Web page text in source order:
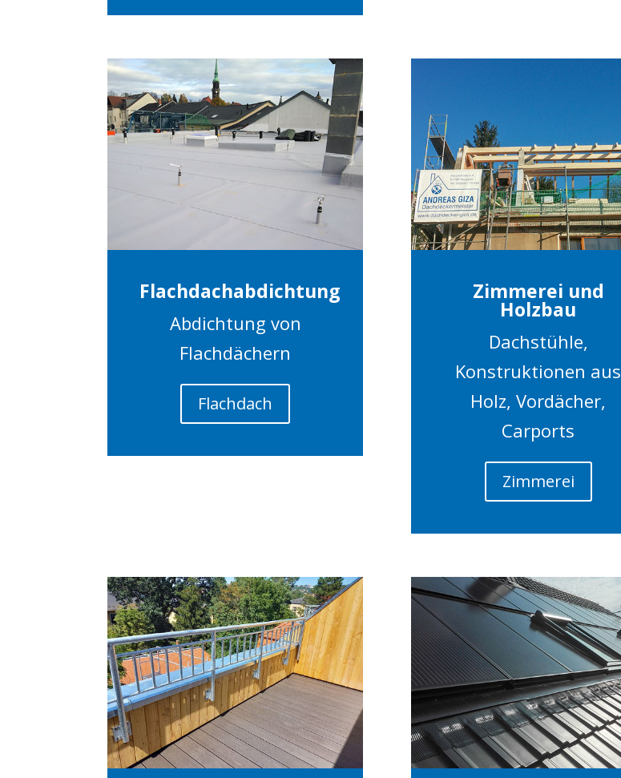
Flachdachabdichtung
Abdichtung von
Flachdächern
Flachdach
Zimmerei und
Holzbau
Dachstühle,
Konstruktionen aus
Holz, Vordächer,
Carports
Zimmerei